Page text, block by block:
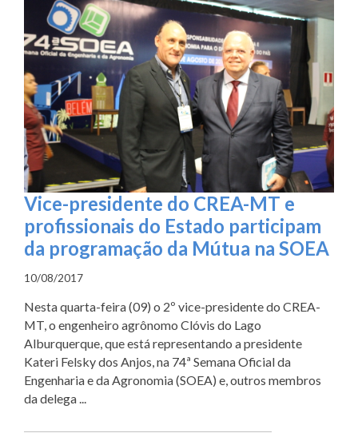
Vice-presidente do CREA-MT e
profissionais do Estado participam
da programação da Mútua na SOEA
10/08/2017
Nesta quarta-feira (09) o 2º vice-presidente do CREA-
MT, o engenheiro agrônomo Clóvis do Lago
Alburquerque, que está representando a presidente
Kateri Felsky dos Anjos, na 74ª Semana Oficial da
Engenharia e da Agronomia (SOEA) e, outros membros
da delega ...